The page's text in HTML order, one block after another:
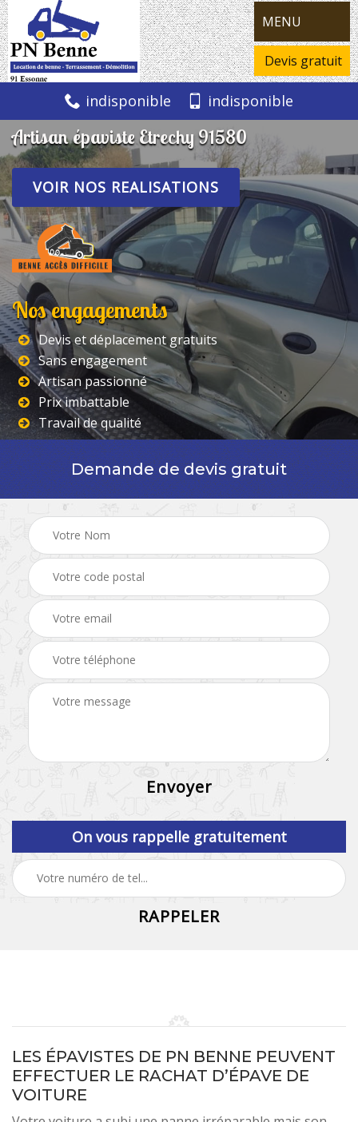
MENU
Devis gratuit
indisponible indisponible
Artisan épaviste Etrechy 91580
VOIR NOS REALISATIONS
Nos engagements
Devis et déplacement gratuits
Sans engagement
Artisan passionné
Prix imbattable
Travail de qualité
Demande de devis gratuit
On vous rappelle gratuitement
LES ÉPAVISTES DE PN BENNE PEUVENT
EFFECTUER LE RACHAT D’ÉPAVE DE
VOITURE